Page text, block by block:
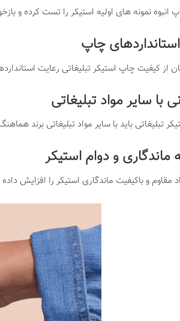
انبوه نمونه های اولیه استیکر را تست کرده و
چاپ
از کیفیت چاپ استیکر تبلیغاتی رعایت
با سایر مواد تبلیغاتی
تبلیغاتی باید با سایر مواد تبلیغاتی برند
ماندگاری و دوام استیکر
مقاوم و باکیفیت ماندگاری استیکر را افزایش